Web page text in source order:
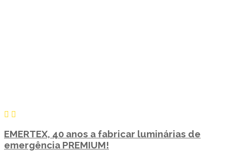
EMERTEX, 40 anos a fabricar luminárias de
emergência PREMIUM!